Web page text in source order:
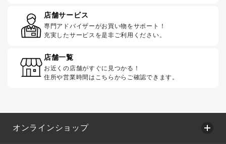
店舗サービス
専門アドバイザーがお買い物をサポート！
充実したサービスを是非ご利用ください。
店舗一覧
お近くの店舗がすぐに見つかる！
住所や営業時間はこちらからご確認できます。
オンラインショップ